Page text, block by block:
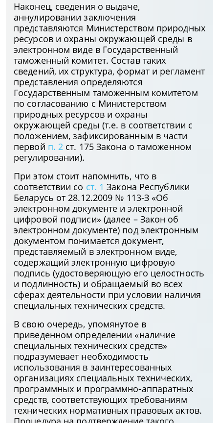
Наконец, сведения о выдаче,
аннулировании заключения
представляются Министерством природных
ресурсов и охраны окружающей среды в
электронном виде в Государственный
таможенный комитет. Состав таких
сведений, их структура, формат и регламент
представления определяются
Государственным таможенным комитетом
по согласованию с Министерством
природных ресурсов и охраны
окружающей среды (т.е. в соответствии с
положением, зафиксированным в части
первой п. 2 ст. 175 Закона о таможенном
регулировании).
При этом стоит напомнить, что в
соответствии со ст. 1 Закона Республики
Беларусь от 28.12.2009 № 113-З «Об
электронном документе и электронной
цифровой подписи» (далее – Закон об
электронном документе) под электронным
документом понимается документ,
представляемый в электронном виде,
содержащий электронную цифровую
подпись (удостоверяющую его целостность
и подлинность) и обращаемый во всех
сферах деятельности при условии наличия
специальных технических средств.
В свою очередь, упомянутое в
приведенном определении «наличие
специальных технических средств»
подразумевает необходимость
использования в заинтересованных
организациях специальных технических,
программных и программно-аппаратных
средств, соответствующих требованиям
технических нормативных правовых актов.